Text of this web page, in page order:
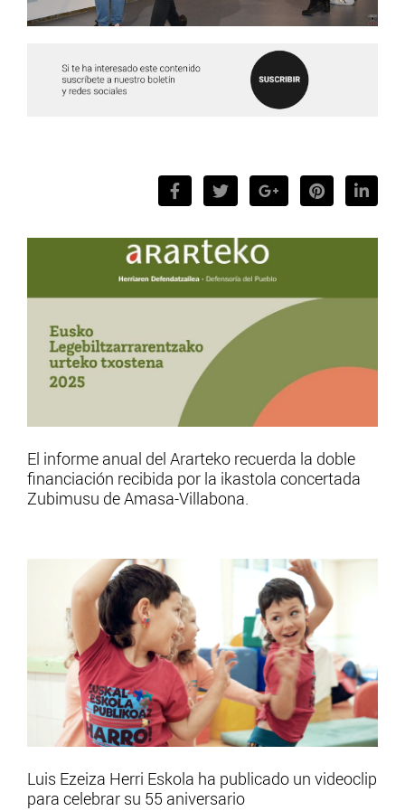
El informe anual del Ararteko recuerda la doble
financiación recibida por la ikastola concertada
Zubimusu de Amasa-Villabona.
Luis Ezeiza Herri Eskola ha publicado un videoclip
para celebrar su 55 aniversario